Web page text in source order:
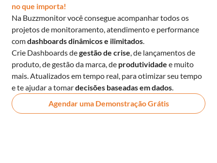
no que importa!
Na Buzzmonitor você consegue acompanhar todos os
projetos de monitoramento, atendimento e performance
comdashboards dinâmicos e ilimitados
Crie Dashboards degestão de crise , de lançamentos de
produto, de gestão da marca, de produtividade e muito
mais. Atualizados em tempo real, para otimizar seu tempo
e te ajudar a tomardecisões baseadas em dados
Agendar uma Demonstração Grátis